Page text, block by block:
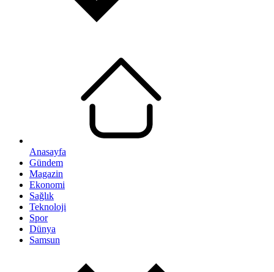
Anasayfa
Gündem
Magazin
Ekonomi
Sağlık
Teknoloji
Spor
Dünya
Samsun